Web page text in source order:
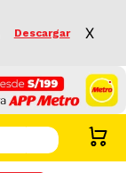
Descargar X